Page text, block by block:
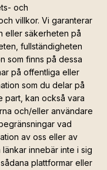
och
villkor. Vi garanterar
eller säkerheten på
fullständigheten
som finns på dessa
på offentliga eller
som du delar på
part, kan också vara
och/eller användare
vad
av oss eller av
innebär inte i sig
plattformar eller